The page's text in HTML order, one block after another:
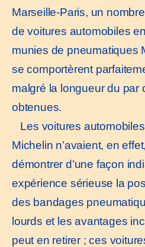
Marseille-Paris, un
de voitures automobiles
munies de pneumatiques
se comportèrent
malgré la longueur du par
obtenues.
Les voitures
Michelin n’avaient, en
démontrer d’une façon
expérience sérieuse la
des bandages
lourds et les avantages
peut en retirer ; ces